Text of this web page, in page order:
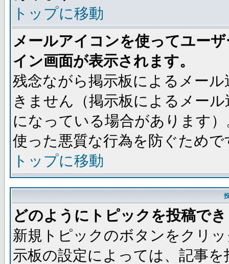
トップに移動
メールアイコンを使ってユー
イン画面が表示されます。
残念ながら掲示板によるメー
きません（掲示板によるメー
になっている場合があります
使った悪質な行為を防ぐためで
トップに移動
どのようにトピックを投稿で
新規トピックのボタンをクリ
示板の設定によっては、記事